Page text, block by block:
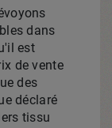
dans
est
de vente
des
déclaré
tissu